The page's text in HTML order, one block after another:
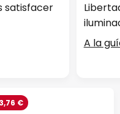
satisfacer
A la
€